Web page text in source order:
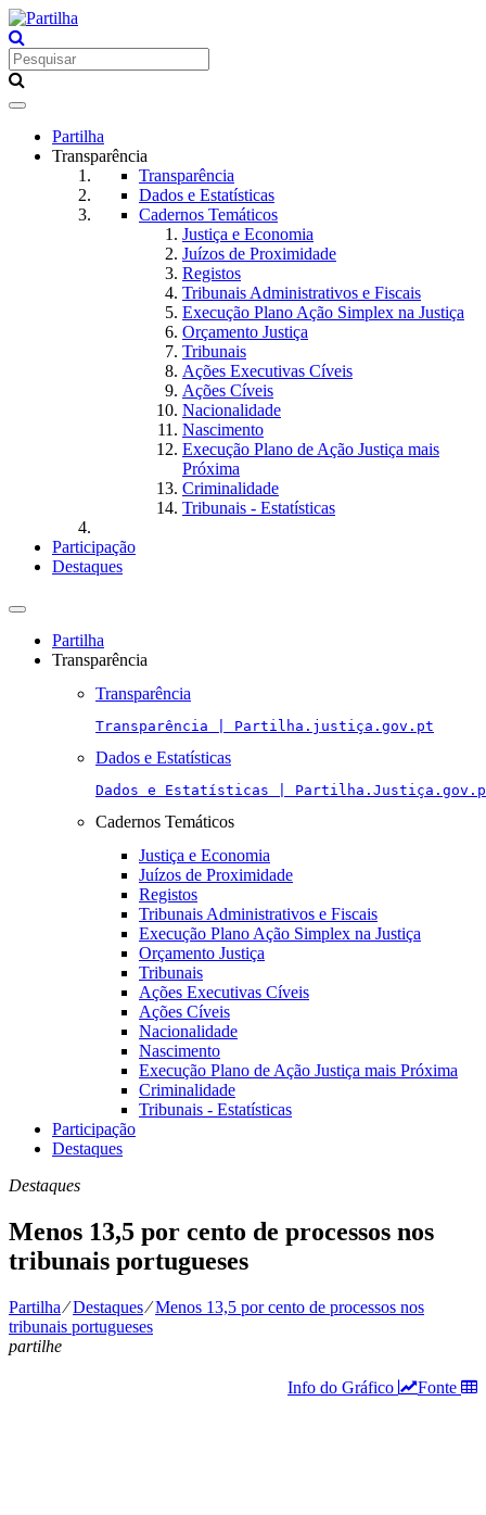
Toggle
navigationPartilha
Transparência
Transparência
Dados e Estatísticas
Cadernos Temáticos
Justiça e Economia
Juízos de Proximidade
Registos
Tribunais Administrativos e Fiscais
Execução Plano Ação Simplex na Justiça
Orçamento Justiça
Tribunais
Ações Executivas Cíveis
Ações Cíveis
Nacionalidade
Nascimento
Execução Plano de Ação Justiça mais
Próxima
Criminalidade
Tribunais - Estatísticas
Participação
Destaques
Toggle
navigationPartilha
Transparência
Transparência
Transparência | Partilha.justiça.gov.pt
Dados e Estatísticas
Dados e Estatísticas |
Cadernos Temáticos
Justiça e Economia
Juízos de Proximidade
Registos
Tribunais Administrativos e Fiscais
Execução Plano Ação Simplex na Justiça
Orçamento Justiça
Tribunais
Ações Executivas Cíveis
Ações Cíveis
Nacionalidade
Nascimento
Execução Plano de Ação Justiça mais Próxima
Criminalidade
Tribunais - Estatísticas
Participação
Destaques
Destaques
Menos 13,5 por cento de processos nos
tribunais portugueses
Partilha⁄Destaques⁄Menos 13,5 por cento de processos nos
tribunais portugueses
partilhe
Fonte
Info do Gráfico